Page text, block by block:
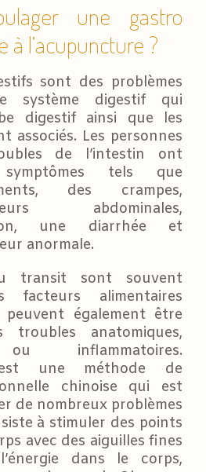
une gastro
à l’acupuncture ?
sont des problèmes
système digestif qui
digestif ainsi que les
associés. Les personnes
de l’intestin ont
tels que
des crampes,
abdominales,
une diarrhée et
anormale.
transit sont souvent
facteurs alimentaires
peuvent également être
anatomiques,
inflammatoires.
est une méthode de
chinoise qui est
de nombreux problèmes
à stimuler des points
avec des aiguilles fines
dans le corps,